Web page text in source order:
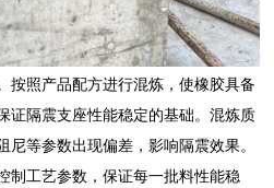
按照产品配方进行混炼，使橡胶具备
证隔震支座性能稳定的基础。混炼质
等参数出现偏差，影响隔震效果。
制工艺参数，保证每一批料性能稳